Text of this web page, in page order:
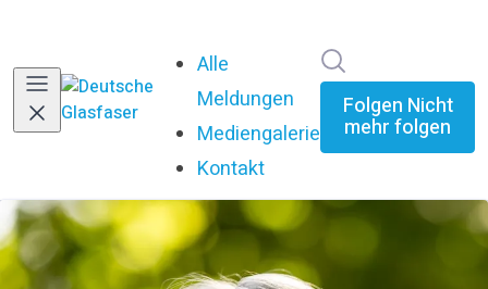
Alle
Meldungen
Mediengalerie
Kontakt
Folgen Nicht
mehr folgen